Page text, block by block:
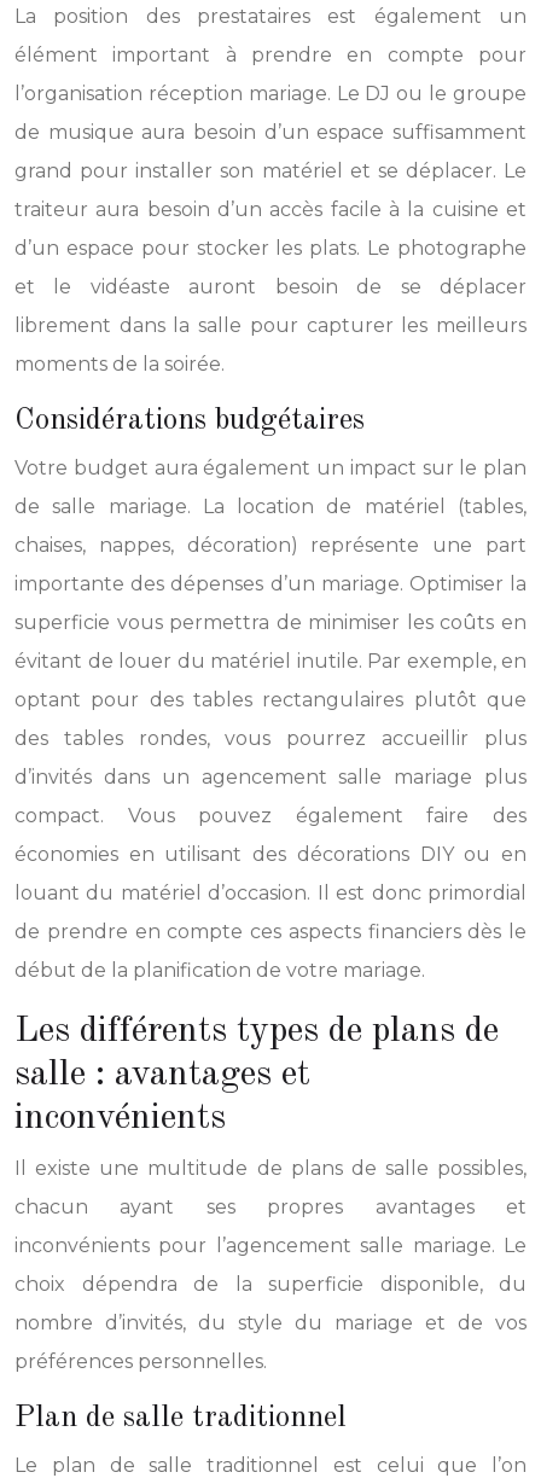
La position des prestataires est également un
élément important à prendre en compte pour
l’organisation réception mariage. Le DJ ou le groupe
de musique aura besoin d’un espace suffisamment
grand pour installer son matériel et se déplacer. Le
traiteur aura besoin d’un accès facile à la cuisine et
d’un espace pour stocker les plats. Le photographe
et le vidéaste auront besoin de se déplacer
librement dans la salle pour capturer les meilleurs
moments de la soirée.
Considérations budgétaires
Votre budget aura également un impact sur le plan
de salle mariage. La location de matériel (tables,
chaises, nappes, décoration) représente une part
importante des dépenses d’un mariage. Optimiser la
superficie vous permettra de minimiser les coûts en
évitant de louer du matériel inutile. Par exemple, en
optant pour des tables rectangulaires plutôt que
des tables rondes, vous pourrez accueillir plus
d’invités dans un agencement salle mariage plus
compact. Vous pouvez également faire des
économies en utilisant des décorations DIY ou en
louant du matériel d’occasion. Il est donc primordial
de prendre en compte ces aspects financiers dès le
début de la planification de votre mariage.
Les différents types de plans de
salle : avantages et
inconvénients
Il existe une multitude de plans de salle possibles,
chacun ayant ses propres avantages et
inconvénients pour l’agencement salle mariage. Le
choix dépendra de la superficie disponible, du
nombre d’invités, du style du mariage et de vos
préférences personnelles.
Plan de salle traditionnel
Le plan de salle traditionnel est celui que l’on